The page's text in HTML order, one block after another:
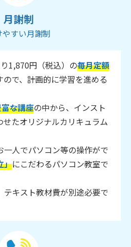
月謝制
やすい月謝制
1,870円（税込）の毎月定額
ので、計画的に学習を進める
な講座の中から、インスト
せたオリジナルカリキュラム
一人でパソコン等の操作がで
」にこだわるパソコン教室で
テキスト教材費が別途必要で